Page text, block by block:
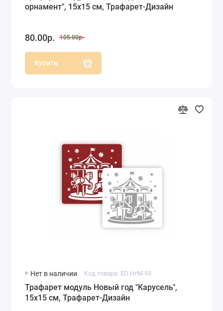
орнамент", 15х15 см, Трафарет-Дизайн
80.00р. 105.00р.
Купить
Нет в наличии Код товара: ED НгМ-93
Трафарет модуль Новый год "Карусель",
15х15 см, Трафарет-Дизайн